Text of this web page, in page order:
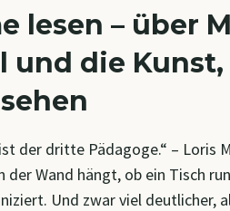
lesen – über
und die
der dritte Pädagoge.“ – Loris
der Wand hängt, ob ein Tisch
Und zwar viel deutlicher,